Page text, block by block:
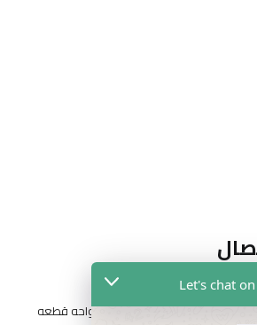
الحي التاني شارع مدرسه الواحه قطعه
Let's chat